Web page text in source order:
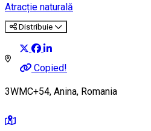
Atracție naturală
Distribuie
Copied!
3WMC+54, Anina, Romania